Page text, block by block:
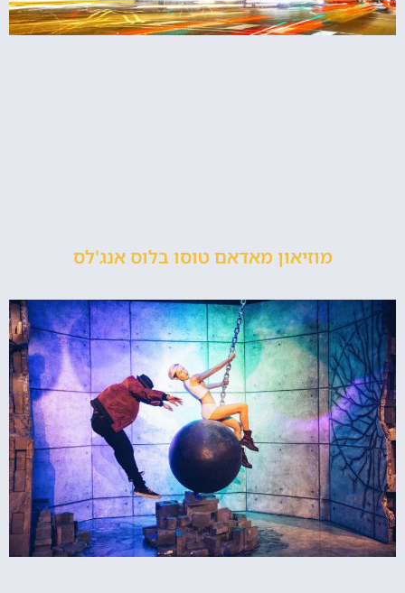
מוזיאון מאדאם טוסו בלוס אנג'לס